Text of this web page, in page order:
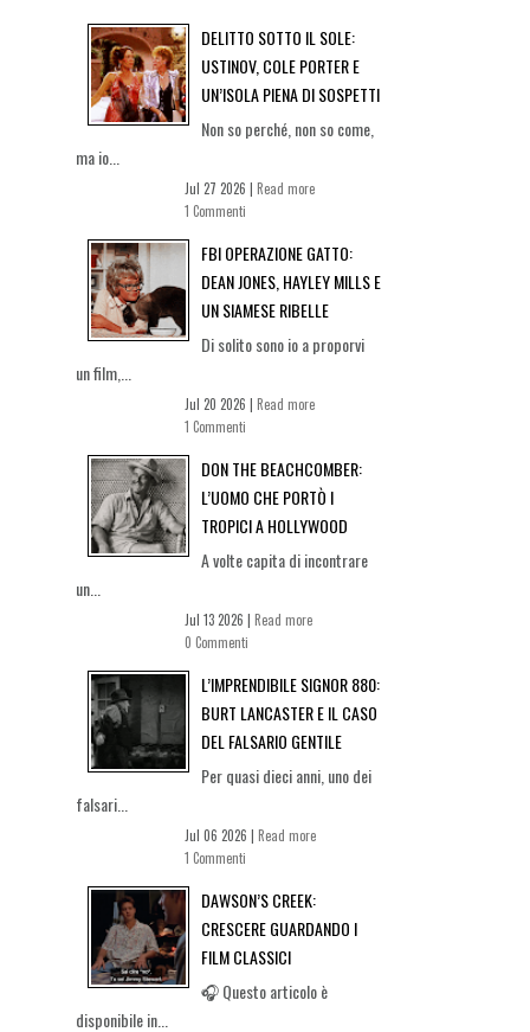
DELITTO SOTTO IL SOLE:
USTINOV, COLE PORTER E
UN’ISOLA PIENA DI SOSPETTI
Non so perché, non so come,
ma io...
Jul 27 2026 | Read more
1 Commenti
FBI OPERAZIONE GATTO:
DEAN JONES, HAYLEY MILLS E
UN SIAMESE RIBELLE
Di solito sono io a proporvi
un film,...
Jul 20 2026 | Read more
1 Commenti
DON THE BEACHCOMBER:
L’UOMO CHE PORTÒ I
TROPICI A HOLLYWOOD
A volte capita di incontrare
un...
Jul 13 2026 | Read more
0 Commenti
L’IMPRENDIBILE SIGNOR 880:
BURT LANCASTER E IL CASO
DEL FALSARIO GENTILE
Per quasi dieci anni, uno dei
falsari...
Jul 06 2026 | Read more
1 Commenti
DAWSON’S CREEK:
CRESCERE GUARDANDO I
FILM CLASSICI
🎧 Questo articolo è
disponibile in...